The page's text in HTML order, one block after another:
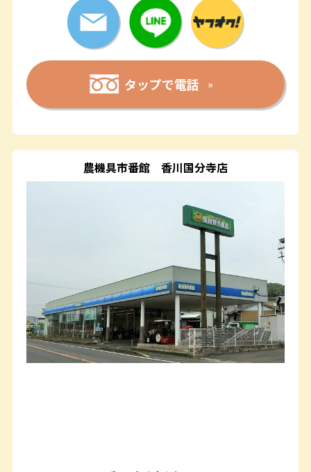
タップで電話
農機具市番館 香川国分寺店